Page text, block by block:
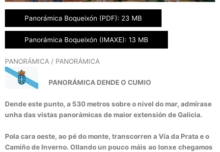
Panorámica Boqueixón (PDF): 23 MB
Panorámica Boqueixón (IMAXE): 13 MB
PANORÁMICA / PANORÁMICA
PANORÁMICA DENDE O CUMIO
Dendeeste punto, a 530 metros sobre o nivel do mar, admírase
unha das vistas panorámicas demaiorextensión de Galicia.
Pola cara oeste, ao pédo monte, transcorren a Vía da Prata e o
Camiñode Inverno. Ollandoun pouco máis ao lonxe chegamos